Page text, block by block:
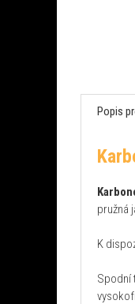
Popis
pružná
K
Spodní